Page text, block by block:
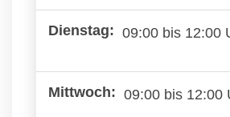
09:00 bis 12:00
09:00 bis 12:00